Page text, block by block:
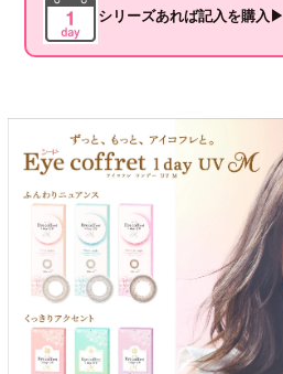
シリーズあれば記入を購入▶